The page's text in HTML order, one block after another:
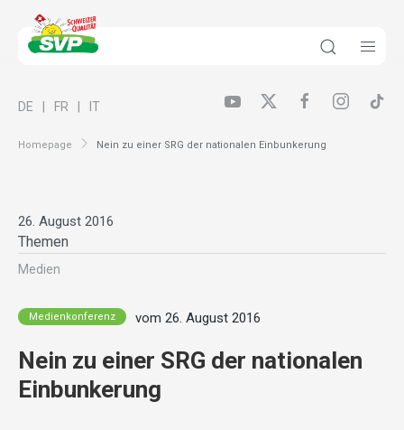
Homepage Nein zu einer SRG der nationalen Einbunkerung
DE FR IT
26. August 2016
Themen
Medien
Medienkonferenz vom 26. August 2016
Nein zu einer SRG der nationalen
Einbunkerung